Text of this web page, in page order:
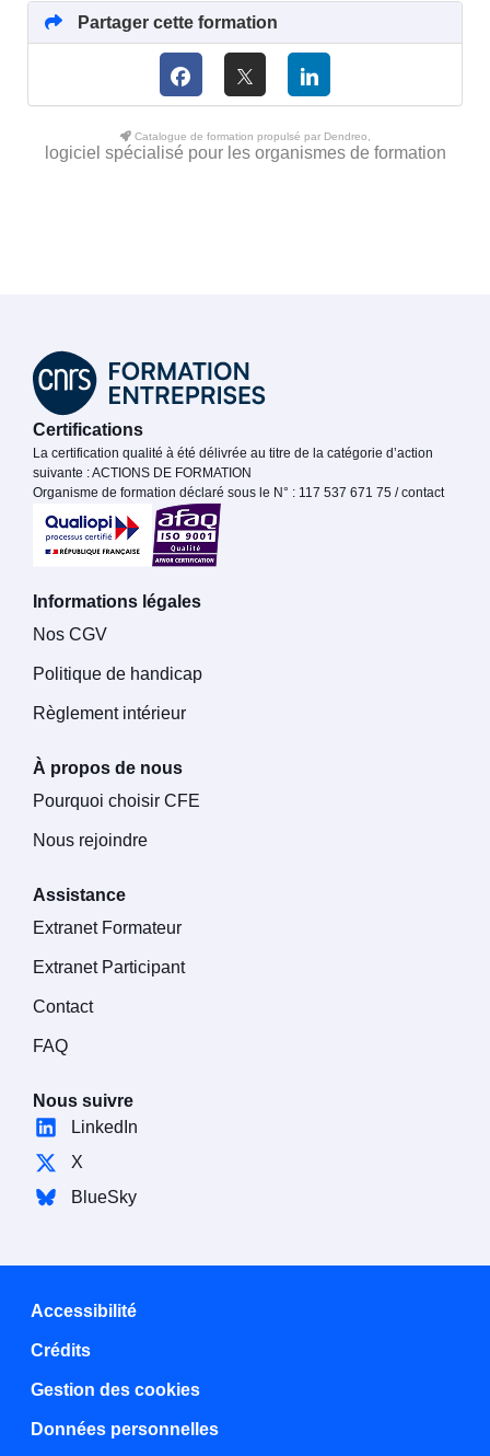
Partager cette formation
Catalogue de formation propulsé par Dendreo,
logiciel spécialisé pour les organismes de formation
Certifications
La certification qualité à été délivrée au titre de la catégorie d’action
suivante : ACTIONS DE FORMATION
Organisme de formation déclaré sous le N° : 117 537 671 75 / contact
Informations légales
Nos CGV
Politique de handicap
Règlement intérieur
À propos de nous
Pourquoi choisir CFE
Nous rejoindre
Assistance
Extranet Formateur
Extranet Participant
Contact
FAQ
Nous suivre
LinkedIn
X
BlueSky
Accessibilité
Crédits
Gestion des cookies
Données personnelles